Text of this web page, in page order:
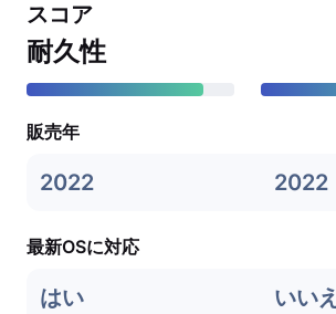
スコア
耐久性
販売年
2022 2022
最新OSに対応
はい いいえ